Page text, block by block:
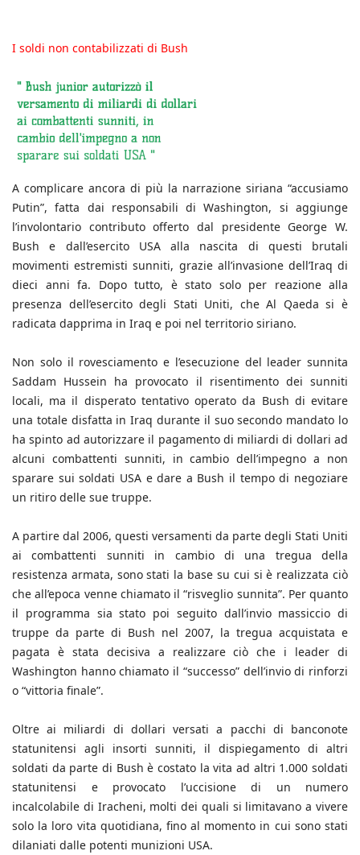
I soldi non contabilizzati di Bush
A complicare ancora di più la narrazione siriana “accusiamo
Putin”, fatta dai responsabili di Washington, si aggiunge
l’involontario contributo offerto dal presidente George W.
Bush e dall’esercito USA alla nascita di questi brutali
movimenti estremisti sunniti, grazie all’invasione dell’Iraq di
dieci anni fa. Dopo tutto, è stato solo per reazione alla
presenza dell’esercito degli Stati Uniti, che Al Qaeda si è
radicata dapprima in Iraq e poi nel territorio siriano.
Non solo il rovesciamento e l’esecuzione del leader sunnita
Saddam Hussein ha provocato il risentimento dei sunniti
locali, ma il disperato tentativo operato da Bush di evitare
una totale disfatta in Iraq durante il suo secondo mandato lo
ha spinto ad autorizzare il pagamento di miliardi di dollari ad
alcuni combattenti sunniti, in cambio dell’impegno a non
sparare sui soldati USA e dare a Bush il tempo di negoziare
un ritiro delle sue truppe.
A partire dal 2006, questi versamenti da parte degli Stati Uniti
ai combattenti sunniti in cambio di una tregua della
resistenza armata, sono stati la base su cui si è realizzata ciò
che all’epoca venne chiamato il “risveglio sunnita”. Per quanto
il programma sia stato poi seguito dall’invio massiccio di
truppe da parte di Bush nel 2007, la tregua acquistata e
pagata è stata decisiva a realizzare ciò che i leader di
Washington hanno chiamato il “successo” dell’invio di rinforzi
o “vittoria finale”.
Oltre ai miliardi di dollari versati a pacchi di banconote
statunitensi agli insorti sunniti, il dispiegamento di altri
soldati da parte di Bush è costato la vita ad altri 1.000 soldati
statunitensi e provocato l’uccisione di un numero
incalcolabile di Iracheni, molti dei quali si limitavano a vivere
solo la loro vita quotidiana, fino al momento in cui sono stati
dilaniati dalle potenti munizioni USA.